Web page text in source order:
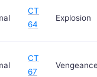
CT
64
Explosion
CT
67